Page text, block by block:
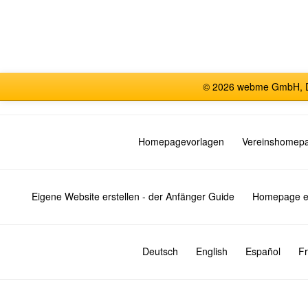
© 2026 webme GmbH,
Homepagevorlagen
Eigene Website erstellen - der Anfänger Guide Homepage
Deutsch English Español